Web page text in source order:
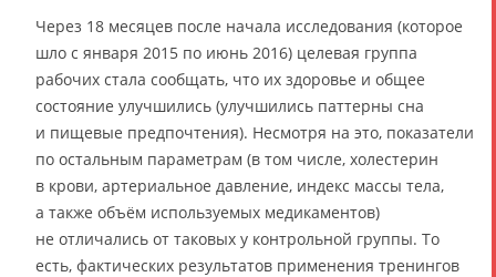
Через 18 месяцев после начала исследования (которое
шло с января 2015 по июнь 2016) целевая группа
рабочих стала сообщать, что их здоровье и общее
состояние улучшились (улучшились паттерны сна
и пищевые предпочтения). Несмотря на это, показатели
по остальным параметрам (в том числе, холестерин
в крови, артериальное давление, индекс массы тела,
а также объём используемых медикаментов)
не отличались от таковых у контрольной группы. То
есть, фактических результатов применения тренингов